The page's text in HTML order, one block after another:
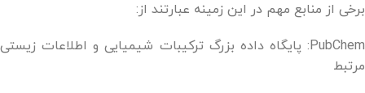
برخی از منابع مهم در این زمینه عبارتند از:
PubChem: پایگاه داده بزرگ ترکیبات شیمیایی و اطلاعات زیستی
مرتبط